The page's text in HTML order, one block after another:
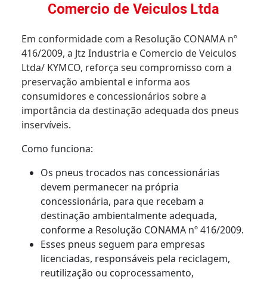
Comercio de Veiculos Ltda
Em conformidade com a Resolução CONAMA nº
416/2009, a Jtz Industria e Comercio de Veiculos
Ltda/ KYMCO, reforça seu compromisso com a
preservação ambiental e informa aos
consumidores e concessionários sobre a
importância da destinação adequada dos pneus
inservíveis.
Como funciona:
Os pneus trocados nas concessionárias
devem permanecer na própria
concessionária, para que recebam a
destinação ambientalmente adequada,
conforme a Resolução CONAMA nº 416/2009.
Esses pneus seguem para empresas
licenciadas, responsáveis pela reciclagem,
reutilização ou coprocessamento,